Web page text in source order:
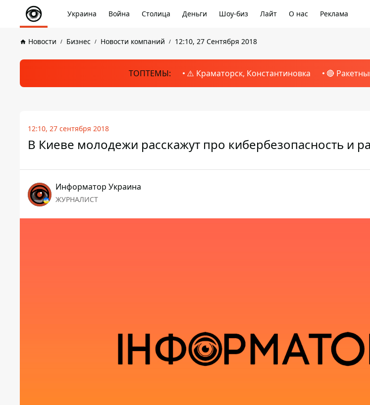
Украина Война Столица Деньги Шоу-биз Лайт О нас Реклама
Новости Бизнес Новости компаний 12:10, 27 Сентября 2018
ТОПТЕМЫ: ⚠️ Краматорск, Константиновка 🔴
12:10, 27 сентября 2018
В Киеве молодежи расскажут про кибербезопасность и
Информатор Украина
ЖУРНАЛИСТ